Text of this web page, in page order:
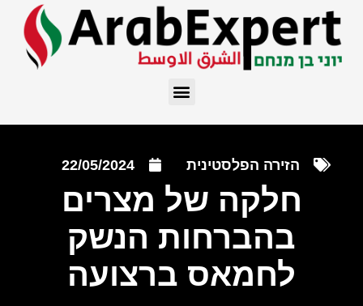
הזירה הפלסטינית 22/05/2024
חלקה של מצרים
בהברחות הנשק
לחמאס ברצועה